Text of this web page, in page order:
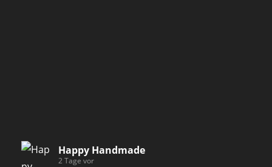
Happy Handmade
2 Tage vor